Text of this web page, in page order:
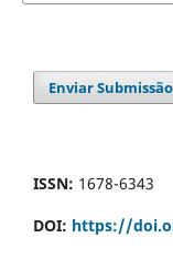
Enviar Submissão
ISSN: 1678-6343
DOI: https://